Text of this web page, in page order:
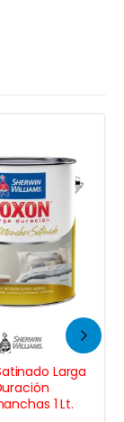
Larga
1 Lt.